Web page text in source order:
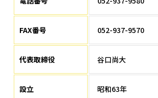
FAX番号 052-937-9570
代表取締役 谷口尚大
設立 昭和63年